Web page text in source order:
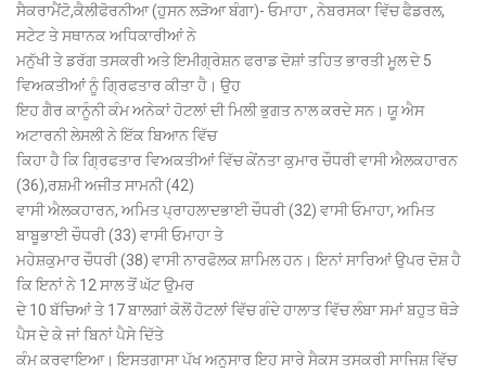
ਸੈਕਰਾਮੈਂਟੋ,ਕੈਲੀਫੋਰਨੀਆ (ਹੁਸਨ ਲੜੋਆ ਬੰਗਾ)- ਓਮਾਹਾ , ਨੇਬਰਸਕਾ ਵਿੱਚ ਫੈਡਰਲ,
ਸਟੇਟ ਤੇ ਸਥਾਨਕ ਅਧਿਕਾਰੀਆਂ ਨੇ
ਮਨੁੱਖੀ ਤੇ ਡਰੱਗ ਤਸਕਰੀ ਅਤੇ ਇਮੀਗ੍ਰੇਸ਼ਨ ਫਰਾਡ ਦੋਸ਼ਾਂ ਤਹਿਤ ਭਾਰਤੀ ਮੂਲ ਦੇ 5
ਵਿਅਕਤੀਆਂ ਨੂੰ ਗ੍ਰਿਫਤਾਰ ਕੀਤਾ ਹੈ। ਉਹ
ਇਹ ਗੈਰ ਕਾਨੂੰਨੀ ਕੰਮ ਅਨੇਕਾਂ ਹੋਟਲਾਂ ਦੀ ਮਿਲੀ ਭੁਗਤ ਨਾਲ ਕਰਦੇ ਸਨ। ਯੂ ਐਸ
ਅਟਾਰਨੀ ਲੇਸਲੀ ਨੇ ਇੱਕ ਬਿਆਨ ਵਿੱਚ
ਕਿਹਾ ਹੈ ਕਿ ਗ੍ਰਿਫਤਾਰ ਵਿਅਕਤੀਆਂ ਵਿੱਚ ਕੇਂਨਤਾ ਕੁਮਾਰ ਚੌਧਰੀ ਵਾਸੀ ਐਲਕਹਾਰਨ
(36),ਰਸ਼ਮੀ ਅਜੀਤ ਸਾਮਨੀ (42)
ਵਾਸੀ ਐਲਕਹਾਰਨ, ਅਮਿਤ ਪ੍ਰਾਹਲਾਦਭਾਈ ਚੌਧਰੀ (32) ਵਾਸੀ ਓਮਾਹਾ, ਅਮਿਤ
ਬਾਬੂਭਾਈ ਚੌਧਰੀ (33) ਵਾਸੀ ਓਮਾਹਾ ਤੇ
ਮਹੇਸ਼ਕੁਮਾਰ ਚੌਧਰੀ (38) ਵਾਸੀ ਨਾਰਫੋਲਕ ਸ਼ਾਮਿਲ ਹਨ। ਇਨਾਂ ਸਾਰਿਆਂ ਉਪਰ ਦੋਸ਼ ਹੈ
ਕਿ ਇਨਾਂ ਨੇ 12 ਸਾਲ ਤੋਂ ਘੱਟ ਉਮਰ
ਦੇ 10 ਬੱਚਿਆਂ ਤੇ 17 ਬਾਲਗਾਂ ਕੋਲੋਂ ਹੋਟਲਾਂ ਵਿੱਚ ਗੰਦੇ ਹਾਲਾਤ ਵਿੱਚ ਲੰਬਾ ਸਮਾਂ ਬਹੁਤ ਥੋੜੇ
ਪੈਸ ਦੇ ਕੇ ਜਾਂ ਬਿਨਾਂ ਪੈਸੇ ਦਿੱਤੇ
ਕੰਮ ਕਰਵਾਇਆ। ਇਸਤਗਾਸਾ ਪੱਖ ਅਨੁਸਾਰ ਇਹ ਸਾਰੇ ਸੈਕਸ ਤਸਕਰੀ ਸਾਜਿਸ਼ ਵਿੱਚ